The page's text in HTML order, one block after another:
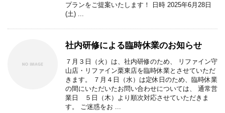
プランをご提案いたします！ 日時 2025年6月28日
(土) ...
社内研修による臨時休業のお知らせ
７月３日（火）は、社内研修のため、 リファイン守
山店・リファイン栗東店を臨時休業とさせていただ
きます。 ７月４日（水）は定休日のため、臨時休業
の間にいただいたお問い合わせについては、 通常営
業日 ５日（木）より順次対応させていただきま
す。 ご迷惑をお ...